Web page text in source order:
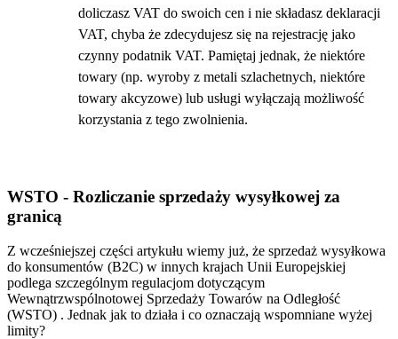
doliczasz VAT do swoich cen i nie składasz deklaracji
VAT, chyba że zdecydujesz się na rejestrację jako
czynny podatnik VAT. Pamiętaj jednak, że niektóre
towary (np. wyroby z metali szlachetnych, niektóre
towary akcyzowe) lub usługi wyłączają możliwość
korzystania z tego zwolnienia.
WSTO - Rozliczanie sprzedaży wysyłkowej za
granicą
Z wcześniejszej części artykułu wiemy już, że sprzedaż wysyłkowa
do konsumentów (B2C) w innych krajach Unii Europejskiej
podlega szczególnym regulacjom dotyczącym
Wewnątrzwspólnotowej Sprzedaży Towarów na Odległość
(WSTO) . Jednak jak to działa i co oznaczają wspomniane wyżej
limity?